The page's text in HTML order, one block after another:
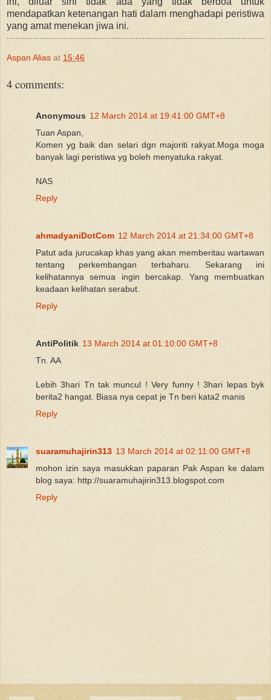
mendapatkan ketenangan hati dalam menghadapi peristiwa
yang amat menekan jiwa ini.
Aspan Alias at 15:46
4 comments:
Anonymous 12 March 2014 at 19:41:00 GMT+8
Tuan Aspan,
Komen yg baik dan selari dgn majoriti rakyat.Moga moga
banyak lagi peristiwa yg boleh menyatuka rakyat.
NAS
Reply
ahmadyaniDotCom 12 March 2014 at 21:34:00 GMT+8
Patut ada jurucakap khas yang akan memberitau wartawan
tentang perkembangan terbaharu. Sekarang ini
kelihatannya semua ingin bercakap. Yang membuatkan
keadaan kelihatan serabut.
Reply
AntiPolitik 13 March 2014 at 01:10:00 GMT+8
Tn. AA
Lebih 3hari Tn tak muncul ! Very funny ! 3hari lepas byk
berita2 hangat. Biasa nya cepat je Tn beri kata2 manis
Reply
suaramuhajirin313 13 March 2014 at 02:11:00 GMT+8
mohon izin saya masukkan paparan Pak Aspan ke dalam
blog saya: http://suaramuhajirin313.blogspot.com
Reply